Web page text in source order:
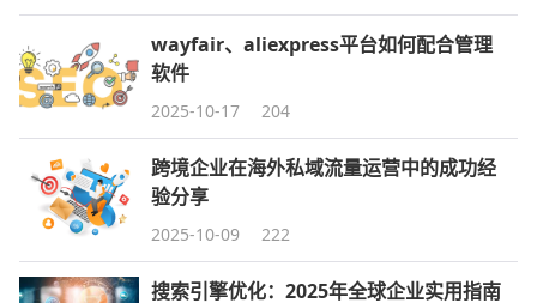
wayfair、aliexpress平台如何配合管理
软件
2025-10-17 204
跨境企业在海外私域流量运营中的成功经
验分享
2025-10-09 222
搜索引擎优化：2025年全球企业实用指南